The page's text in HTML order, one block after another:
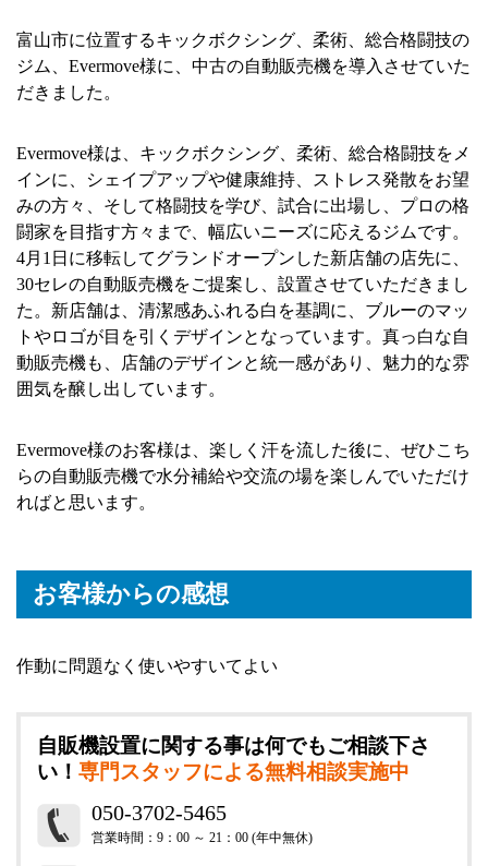
富山市に位置するキックボクシング、柔術、総合格闘技の
ジム、Evermove様に、中古の自動販売機を導入させていた
だきました。
Evermove様は、キックボクシング、柔術、総合格闘技をメ
インに、シェイプアップや健康維持、ストレス発散をお望
みの方々、そして格闘技を学び、試合に出場し、プロの格
闘家を目指す方々まで、幅広いニーズに応えるジムです。
4月1日に移転してグランドオープンした新店舗の店先に、
30セレの自動販売機をご提案し、設置させていただきまし
た。新店舗は、清潔感あふれる白を基調に、ブルーのマッ
トやロゴが目を引くデザインとなっています。真っ白な自
動販売機も、店舗のデザインと統一感があり、魅力的な雰
囲気を醸し出しています。
Evermove様のお客様は、楽しく汗を流した後に、ぜひこち
らの自動販売機で水分補給や交流の場を楽しんでいただけ
ればと思います。
お客様からの感想
作動に問題なく使いやすいてよい
自販機設置に関する事は何でもご相談下さ
い！ 専門スタッフによる無料相談実施中
050-3702-5465
営業時間：9：00 ～ 21：00 (年中無休)